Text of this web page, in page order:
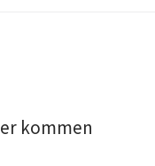
kommen